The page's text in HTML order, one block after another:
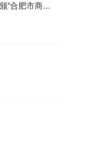
喜报：聚名科技集团获颁“合肥市商业秘密保护联系点”证书